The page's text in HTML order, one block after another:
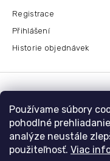
Používame súbory
pohodlné
analýze neustále
použiteľnosť. Viac
Registrace
Přihlášení
Historie objednávek
nolimit@dzinyodevy.cz
+420 731 990 591
Facebook